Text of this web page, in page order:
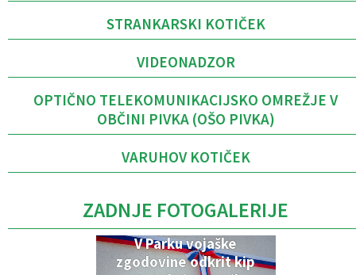
STRANKARSKI KOTIČEK
VIDEONADZOR
OPTIČNO TELEKOMUNIKACIJSKO OMREŽJE V
OBČINI PIVKA (OŠO PIVKA)
VARUHOV KOTIČEK
ZADNJE FOTOGALERIJE
V Parku vojaške
zgodovine odkrit kip